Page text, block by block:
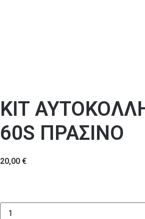
ΚΙΤ
60S ΠΡΑΣΙΝΟ
20,00 €
ΚΙΤ
ΑΥΤΟΚΟΛΛΗΤΑ